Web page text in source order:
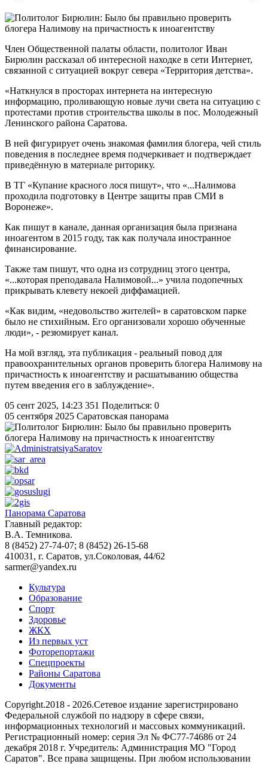
Член Общественной палаты области, политолог Иван
Бирюлин рассказал об интересной находке в сети Интернет,
связанной с ситуацией вокруг севера «Территория детства».
«Наткнулся в просторах интернета на интересную
информацию, проливающую новые лучи света на ситуацию с
протестами против строительства школы в пос. Молодежный
Ленинского района Саратова.
В ней фигурирует очень знакомая фамилия блогера, чей стиль
поведения в последнее время подчеркивает и подтверждает
приведённую в материале риторику.
В ТГ «Купание красного лося пишут», что «...Налимова
проходила подготовку в Центре защиты прав СМИ в
Воронеже».
Как пишут в канале, данная организация была признана
иноагентом в 2015 году, так как получала иностранное
финансирование.
Также там пишут, что одна из сотрудниц этого центра,
«...которая преподавала Налимовой...» учила подопечных
прикрывать клевету некоей диффамацией.
«Как видим, «недовольство жителей» в саратовском парке
было не стихийным. Его организовали хорошо обученные
люди», - резюмирует канал.
На мой взгляд, эта публикация - реальный повод для
правоохранительных органов проверить блогера Налимову на
причастность к иноагентству и расшатыванию общества
путем введения его в заблуждение».
05 сент 2025, 14:23 351 Поделиться: 0
05 сентября 2025 Саратовская панорама
Панорама Саратова
Главный редактор:
В.А. Темникова.
8 (8452) 27-74-07; 8 (8452) 26-15-68
410031, г. Саратов, ул.Соколовая, 44/62
sarmer@yandex.ru
Культура
Образование
Спорт
Здоровье
ЖКХ
Из пеpвых уст
Фоторепортажи
Спецпроекты
Районы Саратова
Документы
Copyright.2018 - 2026.Сетевое издание зарегистрировано
Федеральной службой по надзору в сфере связи,
информационных технологий и массовых коммуникаций.
Регистрационный номер: серия Эл № ФС77-74686 от 24
декабря 2018 г. Учредитель: Администрация МО "Город
Саратов". Все права защищены. При любом использовании